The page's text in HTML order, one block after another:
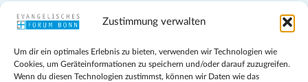
Zustimmung verwalten
Um dir ein optimales Erlebnis zu bieten, verwenden wir Technologien wie
Cookies, um Geräteinformationen zu speichern und/oder darauf zuzugreifen.
Wenn du diesen Technologien zustimmst, können wir Daten wie das
Das Evangelische Forum Bonn will in seinen zentralen
persönlichen, beruflichen, kirchlichen und öffentlichen Lebens
eingehen, zu offener Begegnung und ehrlicher Auseinandersetzung